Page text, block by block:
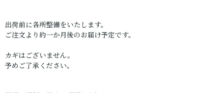
出荷前に各所整備をいたします。
ご注文より約一か月後のお届け予定です。
カギはございません。
予めご了承ください。